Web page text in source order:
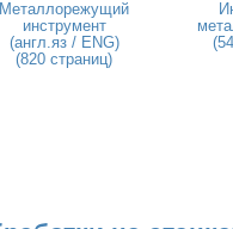
Металлорежущий
инструмент
(англ.яз / ENG)
(820 страниц)